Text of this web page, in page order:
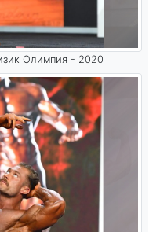
Олимпия - 2020